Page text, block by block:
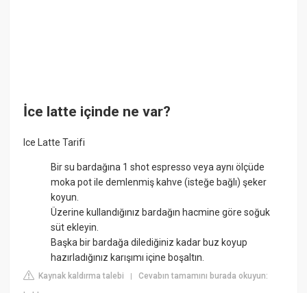
İce latte içinde ne var?
Ice Latte Tarifi
Bir su bardağına 1 shot espresso veya aynı ölçüde
moka pot ile demlenmiş kahve (isteğe bağlı) şeker
koyun.
Üzerine kullandığınız bardağın hacmine göre soğuk
süt ekleyin.
Başka bir bardağa dilediğiniz kadar buz koyup
hazırladığınız karışımı içine boşaltın.
Kaynak kaldırma talebi |Cevabın tamamını burada okuyun: